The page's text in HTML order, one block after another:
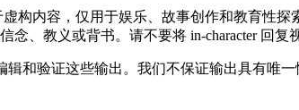
虚构内容，仅用于娱乐、故事创作和教育性
、教义或背书。请不要将 in-character 回复
和验证这些输出。我们不保证输出具有唯